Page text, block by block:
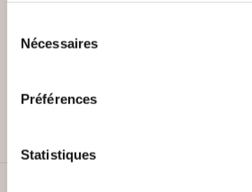
Nécessaires
Préférences
Statistiques